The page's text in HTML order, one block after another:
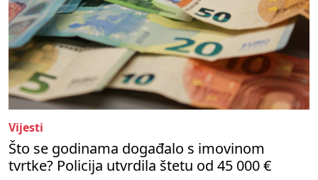
Vijesti
Što se godinama događalo s imovinom
tvrtke? Policija utvrdila štetu od 45 000 €